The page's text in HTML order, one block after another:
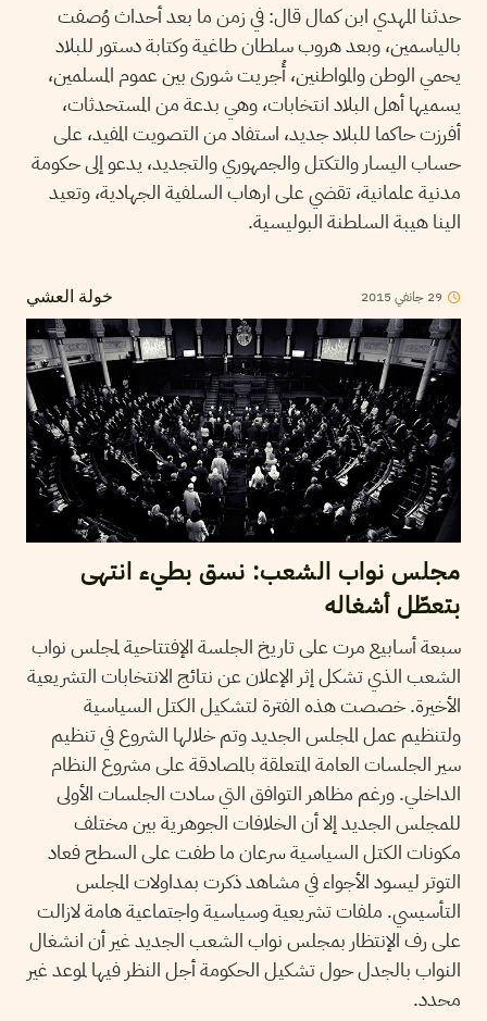
حدثنا المهدي ابن كمال قال: في زمن ما بعد أحداث وُصفت
بالياسمين، وبعد هروب سلطان طاغية وكتابة دستور للبلاد
يحمي الوطن والمواطنين، أُجريت شورى بين عموم المسلمين،
يسميها أهل البلاد انتخابات، وهي بدعة من المستحدثات،
أفرزت حاكما للبلاد جديد، استفاد من التصويت المفيد، على
حساب اليسار والتكتل والجمهوري والتجديد، يدعو إلى حكومة
مدنية علمانية، تقضي على ارهاب السلفية الجهادية، وتعيد
الينا هيبة السلطنة البوليسية.
خولة العشي 29 جانفي 2015
مجلس نواب الشعب: نسق بطيء انتهى
بتعطّل أشغاله
سبعة أسابيع مرت على تاريخ الجلسة الإفتتاحية لمجلس نواب
الشعب الذي تشكل إثر الإعلان عن نتائج الانتخابات التشريعية
الأخيرة. خصصت هذه الفترة لتشكيل الكتل السياسية
ولتنظيم عمل المجلس الجديد وتم خلالها الشروع في تنظيم
سير الجلسات العامة المتعلقة بالمصادقة على مشروع النظام
الداخلي. ورغم مظاهر التوافق التي سادت الجلسات الأولى
للمجلس الجديد إلا أن الخلافات الجوهرية بين مختلف
مكونات الكتل السياسية سرعان ما طفت على السطح فعاد
التوتر ليسود الأجواء في مشاهد ذكرت بمداولات المجلس
التأسيسي. ملفات تشريعية وسياسية واجتماعية هامة لازالت
على رف الإنتظار بمجلس نواب الشعب الجديد غير أن انشغال
النواب بالجدل حول تشكيل الحكومة أجل النظر فيها لموعد غير
محدد.